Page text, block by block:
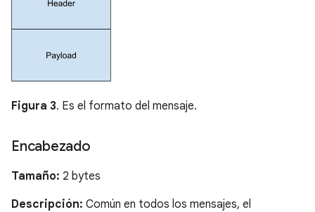
Figura 3. Es el formato del mensaje.
Encabezado
Tamaño: 2 bytes
Descripción: Común en todos los mensajes, el